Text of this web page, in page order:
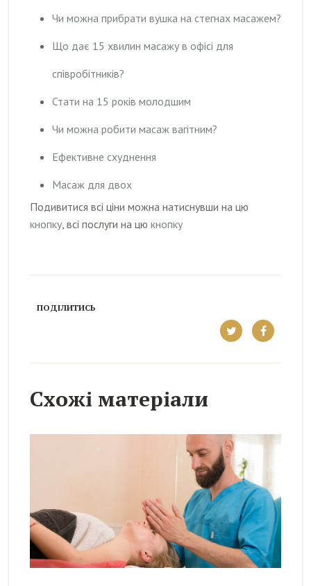
Чи можна прибрати вушка на стегнах масажем?
Що дає 15 хвилин масажу в офісі для
співробітників?
Стати на 15 років молодшим
Чи можна робити масаж вагітним?
Ефективне схуднення
Масаж для двох
Подивитися всі ціни можна натиснувши на цю
кнопку, всі послуги на цю кнопку
ПОДІЛИТИСЬ
Схожі матеріали